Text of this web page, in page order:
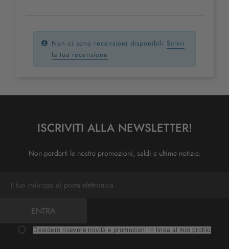
Non ci sono recensioni disponibili Scrivi
la tua recensione
ISCRIVITI ALLA NEWSLETTER!
Non perderti le nostre promozioni, saldi e ultime notizie.
ENTRA
Desidero ricevere novità e promozioni in linea al mio profilo